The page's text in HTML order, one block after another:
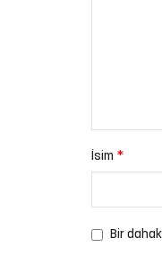
İsim *
Bir